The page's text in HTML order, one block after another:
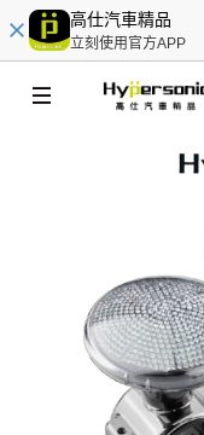
高仕汽車精品
立刻使用官方APP